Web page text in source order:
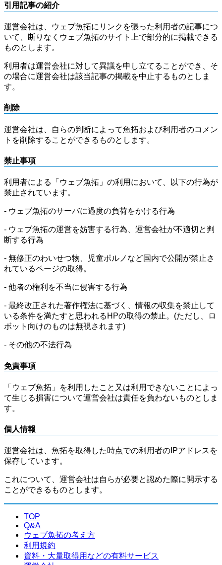
引用記事の紹介
運営会社は、ウェブ魚拓にリンクを張った利用者の記事につ
いて、断りなくウェブ魚拓のサイト上で部分的に掲載できる
ものとします。
利用者は運営会社に対して異議を申し立てることができ、そ
の場合に運営会社は該当記事の掲載を中止するものとしま
す。
削除
運営会社は、自らの判断によって魚拓および利用者のコメン
トを削除することができるものとします。
禁止事項
利用者による「ウェブ魚拓」の利用において、以下の行為が
禁止されています。
- ウェブ魚拓のサーバに過度の負荷をかける行為
- ウェブ魚拓の運営を妨害する行為、運営会社が不適切と判
断する行為
- 無修正のわいせつ物、児童ポルノなど国内で公開が禁止さ
れているページの取得。
- 他者の権利を不当に侵害する行為
- 最終改正された著作権法に基づく、情報の収集を禁止して
いる条件を満たすと思われるHPの取得の禁止。(ただし、ロ
ボット向けのものは無視されます)
- その他の不法行為
免責事項
「ウェブ魚拓」を利用したこと又は利用できないことによっ
て生じる損害について運営会社は責任を負わないものとしま
す。
個人情報
運営会社は、魚拓を取得した時点での利用者のIPアドレスを
保存しています。
これについて、運営会社は自らが必要と認めた際に開示する
ことができるものとします。
TOP
Q&A
ウェブ魚拓の考え方
利用規約
資料・大量取得用などの有料サービス